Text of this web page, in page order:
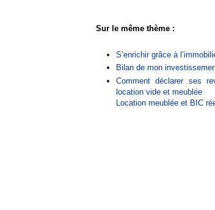
Sur le même thème :
S’enrichir grâce à
Bilan de mon
Comment déclarer ses
location vide et meublée
Location meublée et BIC